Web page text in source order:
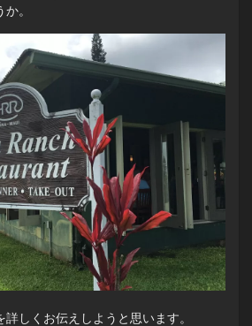
。
しくお伝えしようと思います。